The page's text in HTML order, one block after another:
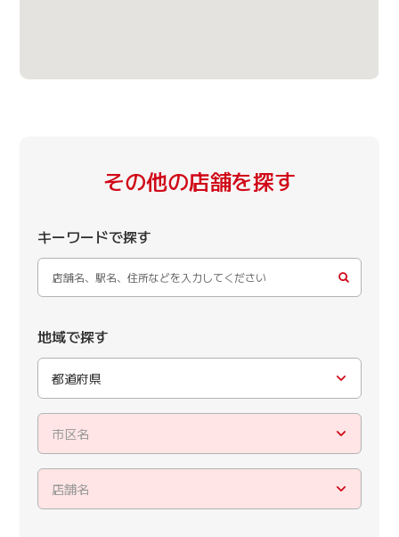
その他の店舗を探す
キーワードで探す
地域で探す
都道府県
市区名
店舗名